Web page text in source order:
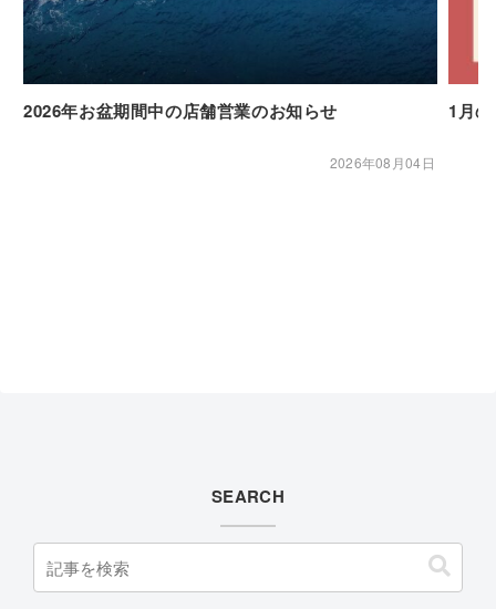
2026年お盆期間中の店舗営業のお知らせ
2026年08月04日
1月
SEARCH